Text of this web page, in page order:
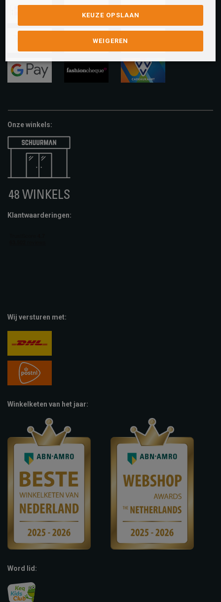
ideal paypal riverty
pay
Onze winkels:
Klantwaarderingen:
Wij versturen met:
Winkelketen van het jaar:
Word lid:
KEUZE OPSLAAN
WEIGEREN